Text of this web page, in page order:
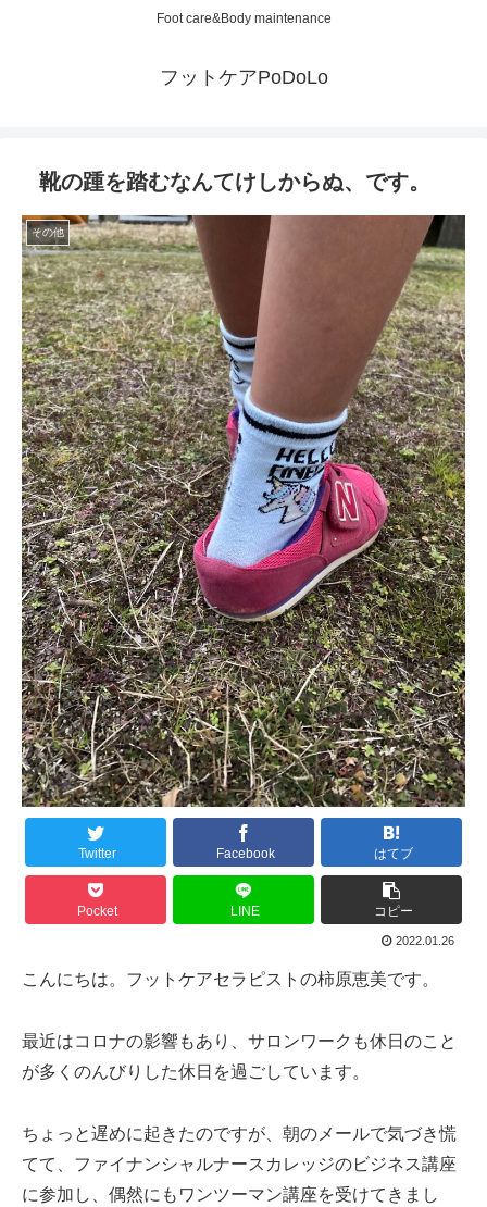
Foot care&Body maintenance
フットケアPoDoLo
靴の踵を踏むなんてけしからぬ、です。
その他
Twitter Facebook はてブ
Pocket LINE コピー
2022.01.26
こんにちは。フットケアセラピストの柿原恵美です。
最近はコロナの影響もあり、サロンワークも休日のこと
が多くのんびりした休日を過ごしています。
ちょっと遅めに起きたのですが、朝のメールで気づき慌
てて、ファイナンシャルナースカレッジのビジネス講座
に参加し、偶然にもワンツーマン講座を受けてきまし